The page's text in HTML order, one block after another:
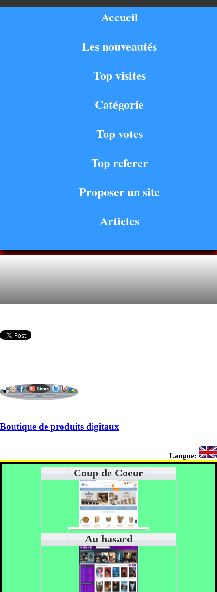
Accueil
Les nouveautés
Top visites
Catégorie
Top votes
Top referer
Proposer un site
Articles
Boutique de produits digitaux
Langue:
Coup de Coeur
Au hasard